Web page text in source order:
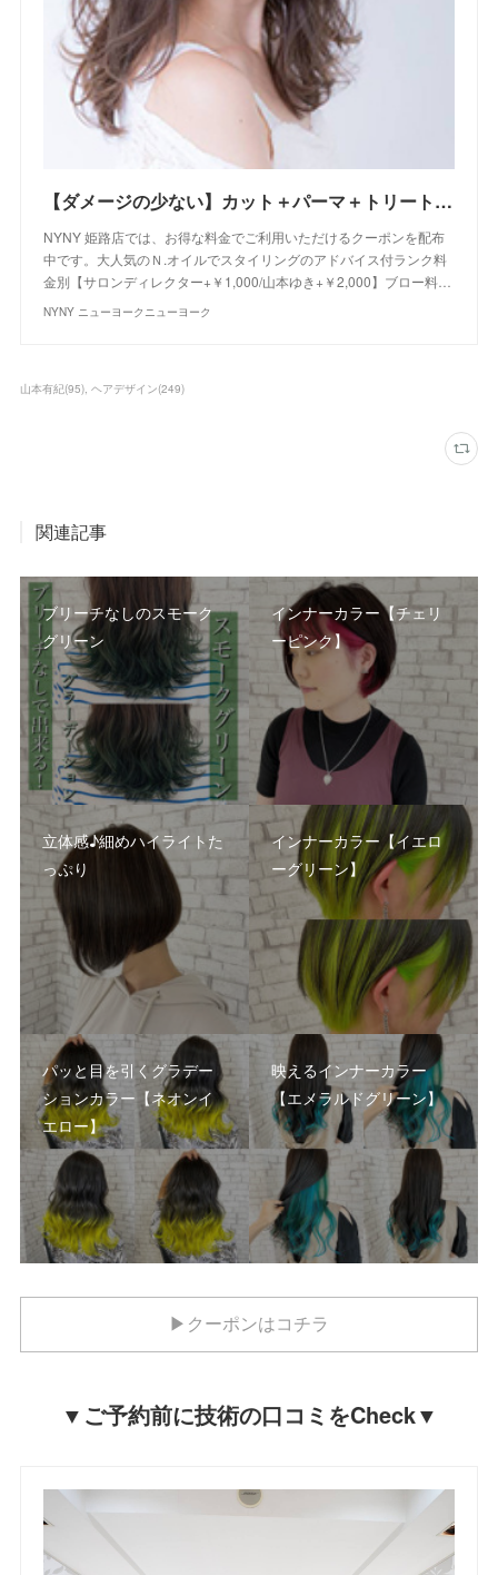
【ダメージの少ない】カット＋パーマ＋トリートメント+Ｎ.オイル付｜クーポン｜美容室 NYNY NYNY 姫路店｜ヘアサロン・美容院｜ニューヨークニューヨーク
NYNY 姫路店では、お得な料金でご利用いただけるクーポンを配布
中です。大人気のＮ.オイルでスタイリングのアドバイス付ランク料
金別【サロンディレクター+￥1,000/山本ゆき+￥2,000】ブロー料…
NYNY ニューヨークニューヨーク
山本有紀(95) ヘアデザイン(249)
関連記事
ブリーチなしのスモーク
グリーン
インナーカラー【チェリ
ーピンク】
立体感♪細めハイライトた
っぷり
インナーカラー【イエロ
ーグリーン】
パッと目を引くグラデー
ションカラー【ネオンイ
エロー】
映えるインナーカラー
【エメラルドグリーン】
▶クーポンはコチラ
▼ご予約前に技術の口コミをCheck▼